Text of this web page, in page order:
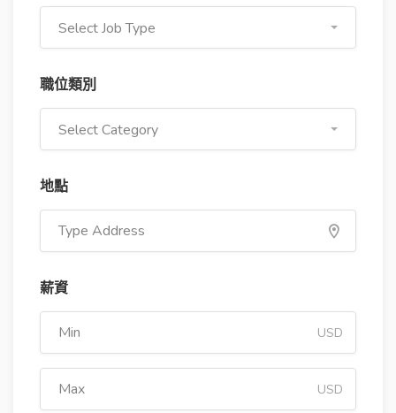
Select Job Type
職位類別
Select Category
地點
薪資
USD
USD